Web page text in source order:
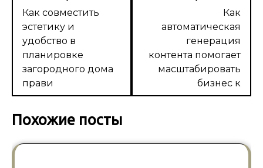
по
записям
Как совместить
эстетику и
удобство в
планировке
загородного дома
прави
Как
автоматическая
генерация
контента помогает
масштабировать
бизнес к
Похожие посты